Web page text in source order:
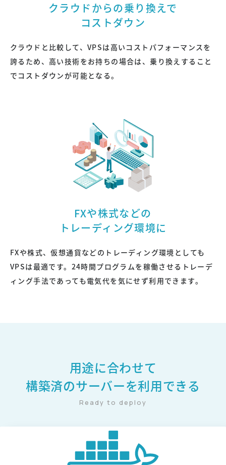
クラウドからの乗り換えで
コストダウン
クラウドと比較して、VPSは高いコストパフォーマンスを
誇るため、高い技術をお持ちの場合は、乗り換えすること
でコストダウンが可能となる。
FXや株式などの
トレーディング環境に
FXや株式、仮想通貨などのトレーディング環境としても
VPSは最適です。24時間プログラムを稼働させるトレーデ
ィング手法であっても電気代を気にせず利用できます。
用途に合わせて
構築済のサーバーを利用できる